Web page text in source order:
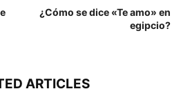
¿Cómo se dice «Te amo» en
egipcio?
ARTICLES